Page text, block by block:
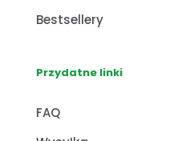
Bestsellery
Przydatne linki
FAQ